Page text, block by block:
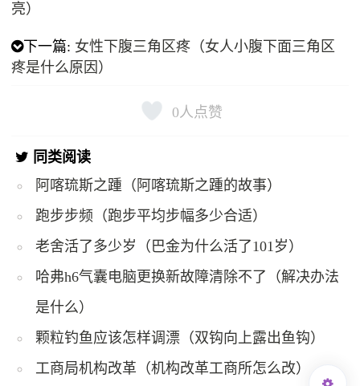
亮）
下一篇: 女性下腹三角区疼（女人小腹下面三角区
疼是什么原因）
0人点赞
同类阅读
阿喀琉斯之踵（阿喀琉斯之踵的故事）
跑步步频（跑步平均步幅多少合适）
老舍活了多少岁（巴金为什么活了101岁）
哈弗h6气囊电脑更换新故障清除不了（解决办法
是什么）
颗粒钓鱼应该怎样调漂（双钩向上露出鱼钩）
工商局机构改革（机构改革工商所怎么改）